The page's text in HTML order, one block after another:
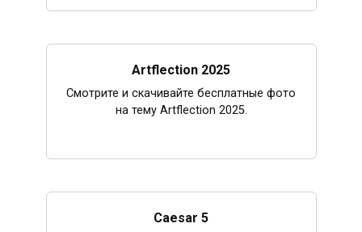
Artflection 2025
Смотрите и скачивайте бесплатные фото
на тему Artflection 2025.
Caesar 5